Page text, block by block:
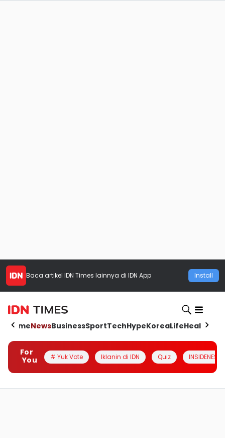
Baca artikel IDN Times lainnya di IDN App Install
HomeNewsBusinessSportTechHypeKoreaLifeHealth
For
You
# Yuk Vote Iklanin di IDN Quiz INSIDENESIA